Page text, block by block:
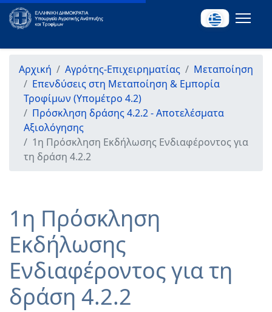
Αρχική Αγρότης-Επιχειρηματίας
Μεταποίηση
Επενδύσεις στη Μεταποίηση & Εμπορία
Τροφίμων (Υπομέτρο 4.2)
Πρόσκληση δράσης 4.2.2 - Αποτελέσματα
Αξιολόγησης
1η Πρόσκληση Εκδήλωσης Ενδιαφέροντος για
τη δράση 4.2.2
1η Πρόσκληση
Εκδήλωσης
Ενδιαφέροντος για τη
δράση 4.2.2